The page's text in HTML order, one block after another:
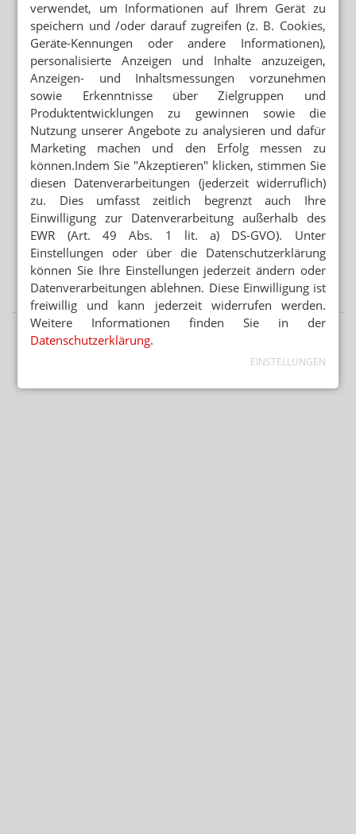
verwendet, um Informationen auf Ihrem Gerät zu
speichern und /oder darauf zugreifen (z. B. Cookies,
Geräte-Kennungen oder andere Informationen),
personalisierte Anzeigen und Inhalte anzuzeigen,
Anzeigen- und Inhaltsmessungen vorzunehmen
sowie Erkenntnisse über Zielgruppen und
Produktentwicklungen zu gewinnen sowie die
Nutzung unserer Angebote zu analysieren und dafür
Marketing machen und den Erfolg messen zu
können.Indem Sie "Akzeptieren" klicken, stimmen Sie
diesen Datenverarbeitungen (jederzeit widerruflich)
zu. Dies umfasst zeitlich begrenzt auch Ihre
Einwilligung zur Datenverarbeitung außerhalb des
EWR (Art. 49 Abs. 1 lit. a) DS-GVO). Unter
Einstellungen oder über die Datenschutzerklärung
können Sie Ihre Einstellungen jederzeit ändern oder
Datenverarbeitungen ablehnen. Diese Einwilligung ist
freiwillig und kann jederzeit widerrufen werden.
Weitere Informationen finden Sie in der
Datenschutzerklärung.
EINSTELLUNGEN
APOTHEKEN SOLLEN PATIENTEN INFORMIEREN
Ab August: Eferox in neuer Zusammensetzung
MENINGEOM
Neue Kontraindikation für Minipille und Vaginalring
Mehr aus Ressort
„DIESE REGIERUNG MUSS WEG“
Protest gegen die Bundesregierung
MEHR HITZETOTE
Hitzeschutz: Was tut die Bundesregierung?
BUNDESREGIERUNG PRÜFT UMSETZUNGSBEDARF
Second-Hand-Medikamente: Wiederabgabe nicht
verboten